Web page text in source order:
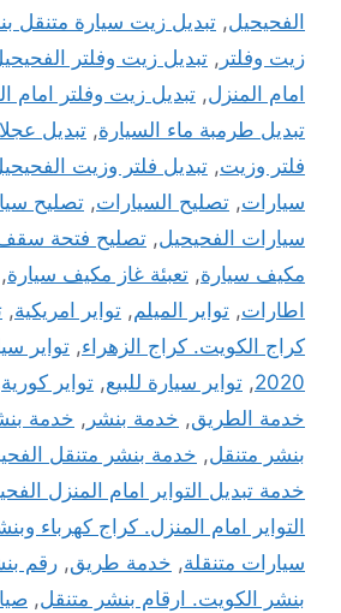
الفحيحيل, تبديل زيت سيارة متنقل
زيت وفلتر , تبديل زيت وفلتر
امام المنزل, تبديل زيت وفلتر امام
تبديل طرمبة ماء السيارة, تبديل
فلتر وزيت, تبديل فلتر وزيت
سيارات, تصليح السيارات, تصليح
سيارات الفحيحيل, تصليح فتحة سقف
مكيف سيارة, تعبئة غاز مكيف سيارة,
اطارات, تواير الميلم, تواير امريكية,
كراج الكويت. كراج الزهراء, تواير
2020
, تواير سيارة للبيع, تواير كورية
خدمة الطريق, خدمة بنشر , خدمة
بنشر متنقل, خدمة بنشر متنقل
خدمة تبديل التواير امام المنزل
التواير امام المنزل. كراج كهرباء
سيارات متنقلة, خدمة طريق, رقم
بنشر الكويت. ارقام بنشر متنقل,